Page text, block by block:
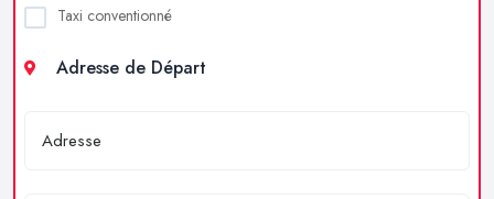
Taxi conventionné
Adresse de Départ